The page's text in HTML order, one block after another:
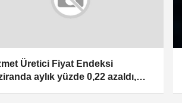
Üretici Fiyat Endeksi
aylık yüzde 0,22 azaldı,